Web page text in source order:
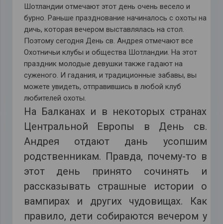
Шотландии отмечают этот день очень весело и
бурно. Раньше празднование начиналось с охоты на
дичь, которая вечером выставлялась на стол.
Поэтому сегодня День св. Андрея отмечают все
Охотничьи клубы и общества Шотландии. На этот
праздник молодые девушки также гадают на
суженого. И гадания, и традиционные забавы, вы
можете увидеть, отправившись в любой клуб
любителей охоты.
На Балканах и в некоторых странах
Центральной Европы в День св.
Андрея отдают дань усопшим
родственникам. Правда, почему-то в
этот день принято сочинять и
рассказывать страшные истории о
вампирах и других чудовищах. Как
правило, дети собираются вечером у